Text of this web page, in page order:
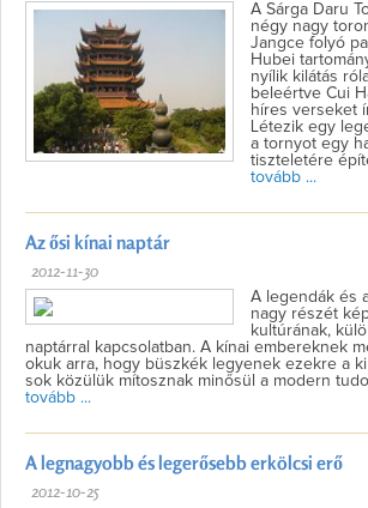
A Sárga Daru
négy nagy
Jangce folyó
Hubei
nyílik kilátás
beleértve Cui
híres verseket
Létezik egy
a tornyot egy
tiszteletére
tovább ...
Az ősi kínai naptár
2012-11-30
A legendák és
nagy részét
kultúrának,
naptárral kapcsolatban. A kínai embereknek
okuk arra, hogy büszkék legyenek ezekre a
sok közülük mítosznak minősül a modern
tovább ...
A legnagyobb és legerősebb erkölcsi erő
2012-10-25